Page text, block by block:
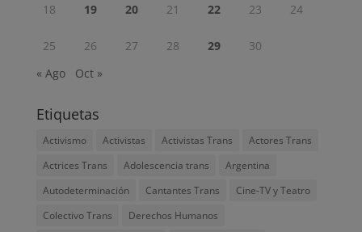
18 19 20 21 22 23 24
25 26 27 28 29
30
« Ago
Oct »
Etiquetas
Activismo Activistas Activistas Trans
Actores Trans
Actrices Trans
Adolescencia trans
Argentina
Autodeterminación
Cantantes Trans
Cine-TV y Teatro
Colectivo Trans
Derechos Humanos